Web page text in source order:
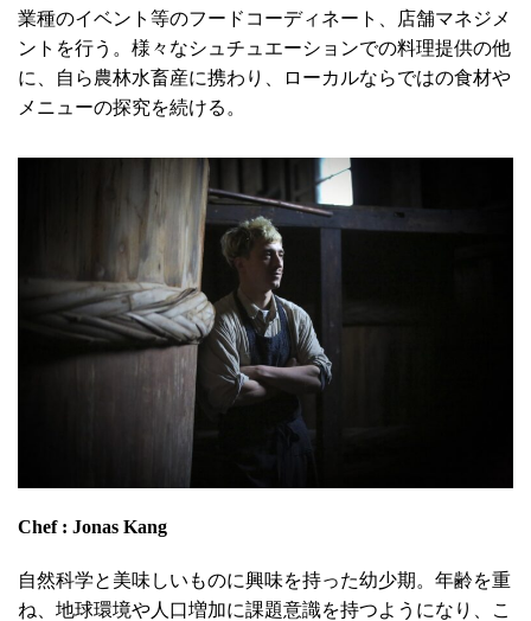
業種のイベント等のフードコーディネート、店舗マネジメ
ントを行う。様々なシュチュエーションでの料理提供の他
に、自ら農林水畜産に携わり、ローカルならではの食材や
メニューの探究を続ける。
Chef : Jonas Kang
自然科学と美味しいものに興味を持った幼少期。年齢を重
ね、地球環境や人口増加に課題意識を持つようになり、こ